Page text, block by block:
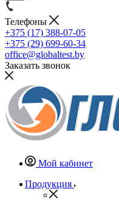
Телефоны
+375 (17) 388-07-05
+375 (29) 699-60-34
office@globaltest.by
Заказать звонок
Мой кабинет
Продукция